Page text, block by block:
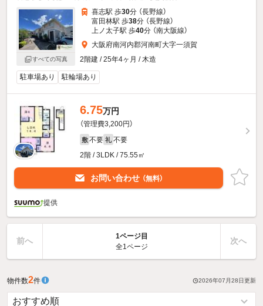
すべての写真
喜志駅 歩30分 （長野線）
富田林駅 歩38分 （長野線）
上ノ太子駅 歩40分 （南大阪線）
大阪府南河内郡河南町大字一須賀
2階建 / 25年4ヶ月 / 木造
駐車場あり 駐輪場あり
6.75万円
（管理費3,200円）
敷 不要 礼 不要
2階 / 3LDK / 75.55㎡
お問い合わせ （無料）
提供
前へ
1ページ目
全1ページ
次へ
物件数2件 2026年07月28日更新